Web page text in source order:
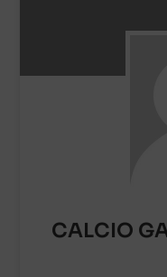
CALCIO